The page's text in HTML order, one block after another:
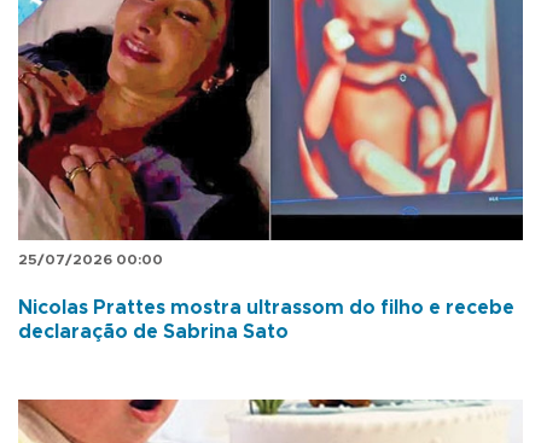
25/07/2026 00:00
Nicolas Prattes mostra ultrassom do filho e recebe
declaração de Sabrina Sato